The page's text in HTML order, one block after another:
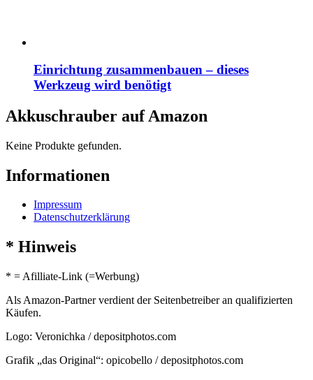
Einrichtung zusammenbauen – dieses
Werkzeug wird benötigt
Akkuschrauber auf Amazon
Keine Produkte gefunden.
Informationen
Impressum
Datenschutzerklärung
* Hinweis
* = Afilliate-Link (=Werbung)
Als Amazon-Partner verdient der Seitenbetreiber an qualifizierten
Käufen.
Logo: Veronichka / depositphotos.com
Grafik „das Original“: opicobello / depositphotos.com